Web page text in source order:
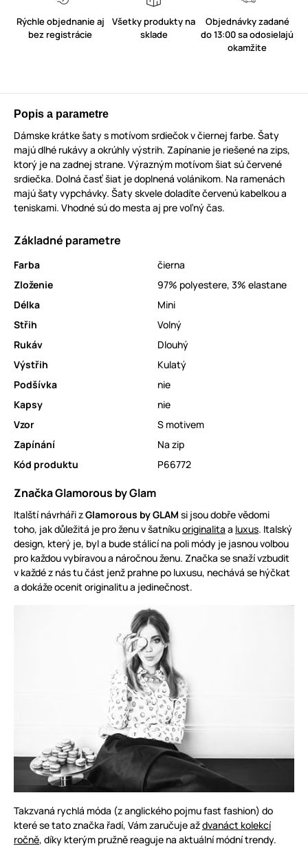
Rýchle objednanie aj
bez registrácie
Všetky produkty na
sklade
Objednávky zadané
do 13:00 sa odosielajú
okamžite
Popis a parametre
Dámske krátke šaty s motívom srdiečok v čiernej farbe. Šaty
majú dlhé rukávy a okrúhly výstrih. Zapínanie je riešené na zips,
ktorý je na zadnej strane. Výrazným motívom šiat sú červené
srdiečka. Dolná časť šiat je doplnená volánikom. Na ramenách
majú šaty vypchávky. Šaty skvele doladíte červenú kabelkou a
teniskami. Vhodné sú do mesta aj pre voľný čas.
Základné parametre
Farba
čierna
Zloženie
97% polyestere, 3% elastane
Délka
Mini
Střih
Volný
Rukáv
Dlouhý
Výstřih
Kulatý
Podšívka
nie
Kapsy
nie
Vzor
S motivem
Zapínání
Na zip
Kód produktu
P66772
Značka Glamorous by Glam
Italští návrháři zGlamorous by GLAM si jsou dobře vědomi
toho, jak důležitá je pro ženu v šatníkuoriginalita a luxus. Italský
design, který je, byl a bude stálicí na poli módy je jasnou volbou
pro každou vybíravou a náročnou ženu. Značka se snaží vzbudit
v každé z nás tu část jenž prahne po luxusu, nechává se hýčkat
a dokáže ocenit originalitu a jedinečnost.
Takzvaná rychlá móda (z anglického pojmu fast fashion) do
které se tato značka řadí, Vám zaručuje aždvanáct kolekcí
ročně, díky kterým pružně reaguje na aktuální módní trendy.